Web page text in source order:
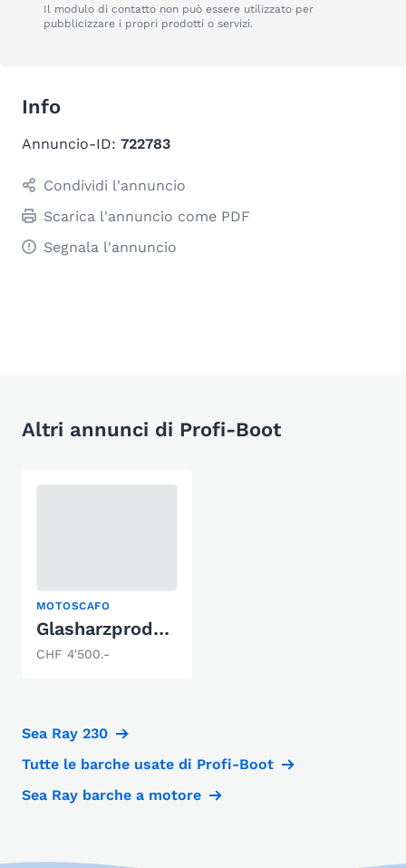
Il modulo di contatto non può essere utilizzato per
pubblicizzare i propri prodotti o servizi.
Info
Annuncio-ID: 722783
Condividi l'annuncio
Scarica l'annuncio come PDF
Segnala l'annuncio
Altri annunci di Profi-Boot
MOTOSCAFO
Glasharzprodukte Winkel 325
CHF 4'500.-
Sea Ray 230
Tutte le barche usate di Profi-Boot
Sea Ray barche a motore